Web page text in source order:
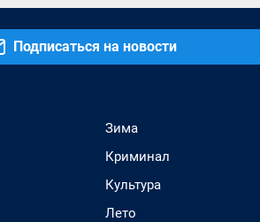
Подписаться на новости
Зима
Криминал
Культура
Лето